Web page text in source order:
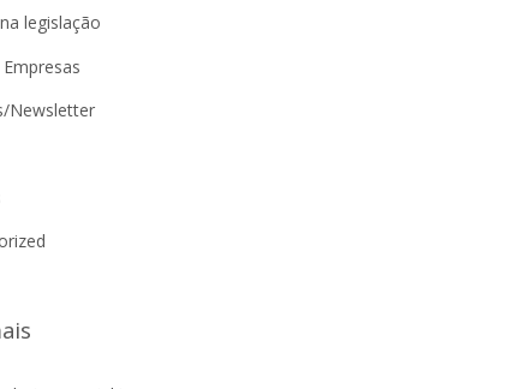
legislação
Empresas
Newsletter